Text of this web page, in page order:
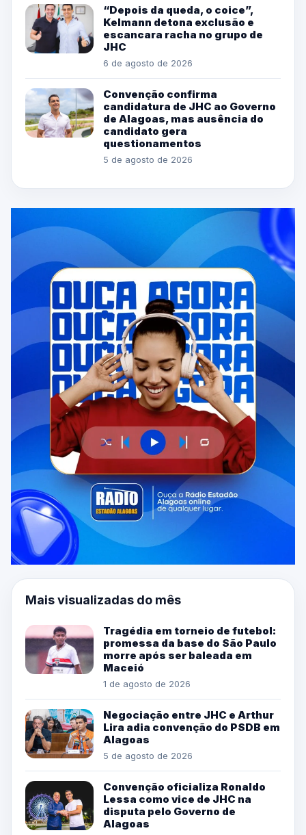
“Depois da queda, o coice”,
Kelmann detona exclusão e
escancara racha no grupo de
JHC
6 de agosto de 2026
Convenção confirma
candidatura de JHC ao Governo
de Alagoas, mas ausência do
candidato gera
questionamentos
5 de agosto de 2026
Mais visualizadas do mês
Tragédia em torneio de futebol:
promessa da base do São Paulo
morre após ser baleada em
Maceió
1 de agosto de 2026
Negociação entre JHC e Arthur
Lira adia convenção do PSDB em
Alagoas
5 de agosto de 2026
Convenção oficializa Ronaldo
Lessa como vice de JHC na
disputa pelo Governo de
Alagoas